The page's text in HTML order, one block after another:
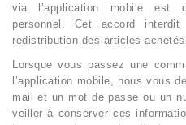
via l’application mobile est
personnel. Cet accord
redistribution des articles achetés.
Lorsque vous passez une
l’application mobile, nous vous
mail et un mot de passe ou un
veiller à conserver ces